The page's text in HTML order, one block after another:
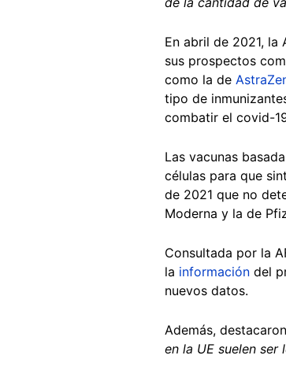
En abril de 2021, la
sus prospectos
como la de
tipo de
combatir el covid-
Las vacunas
células para que
de 2021 que no
Moderna y la de
Consultada por la
la información del
nuevos datos.
Además,
en la UE suelen